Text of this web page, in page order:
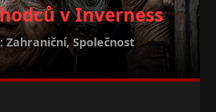
v Inverness
Zahraniční, Společnost